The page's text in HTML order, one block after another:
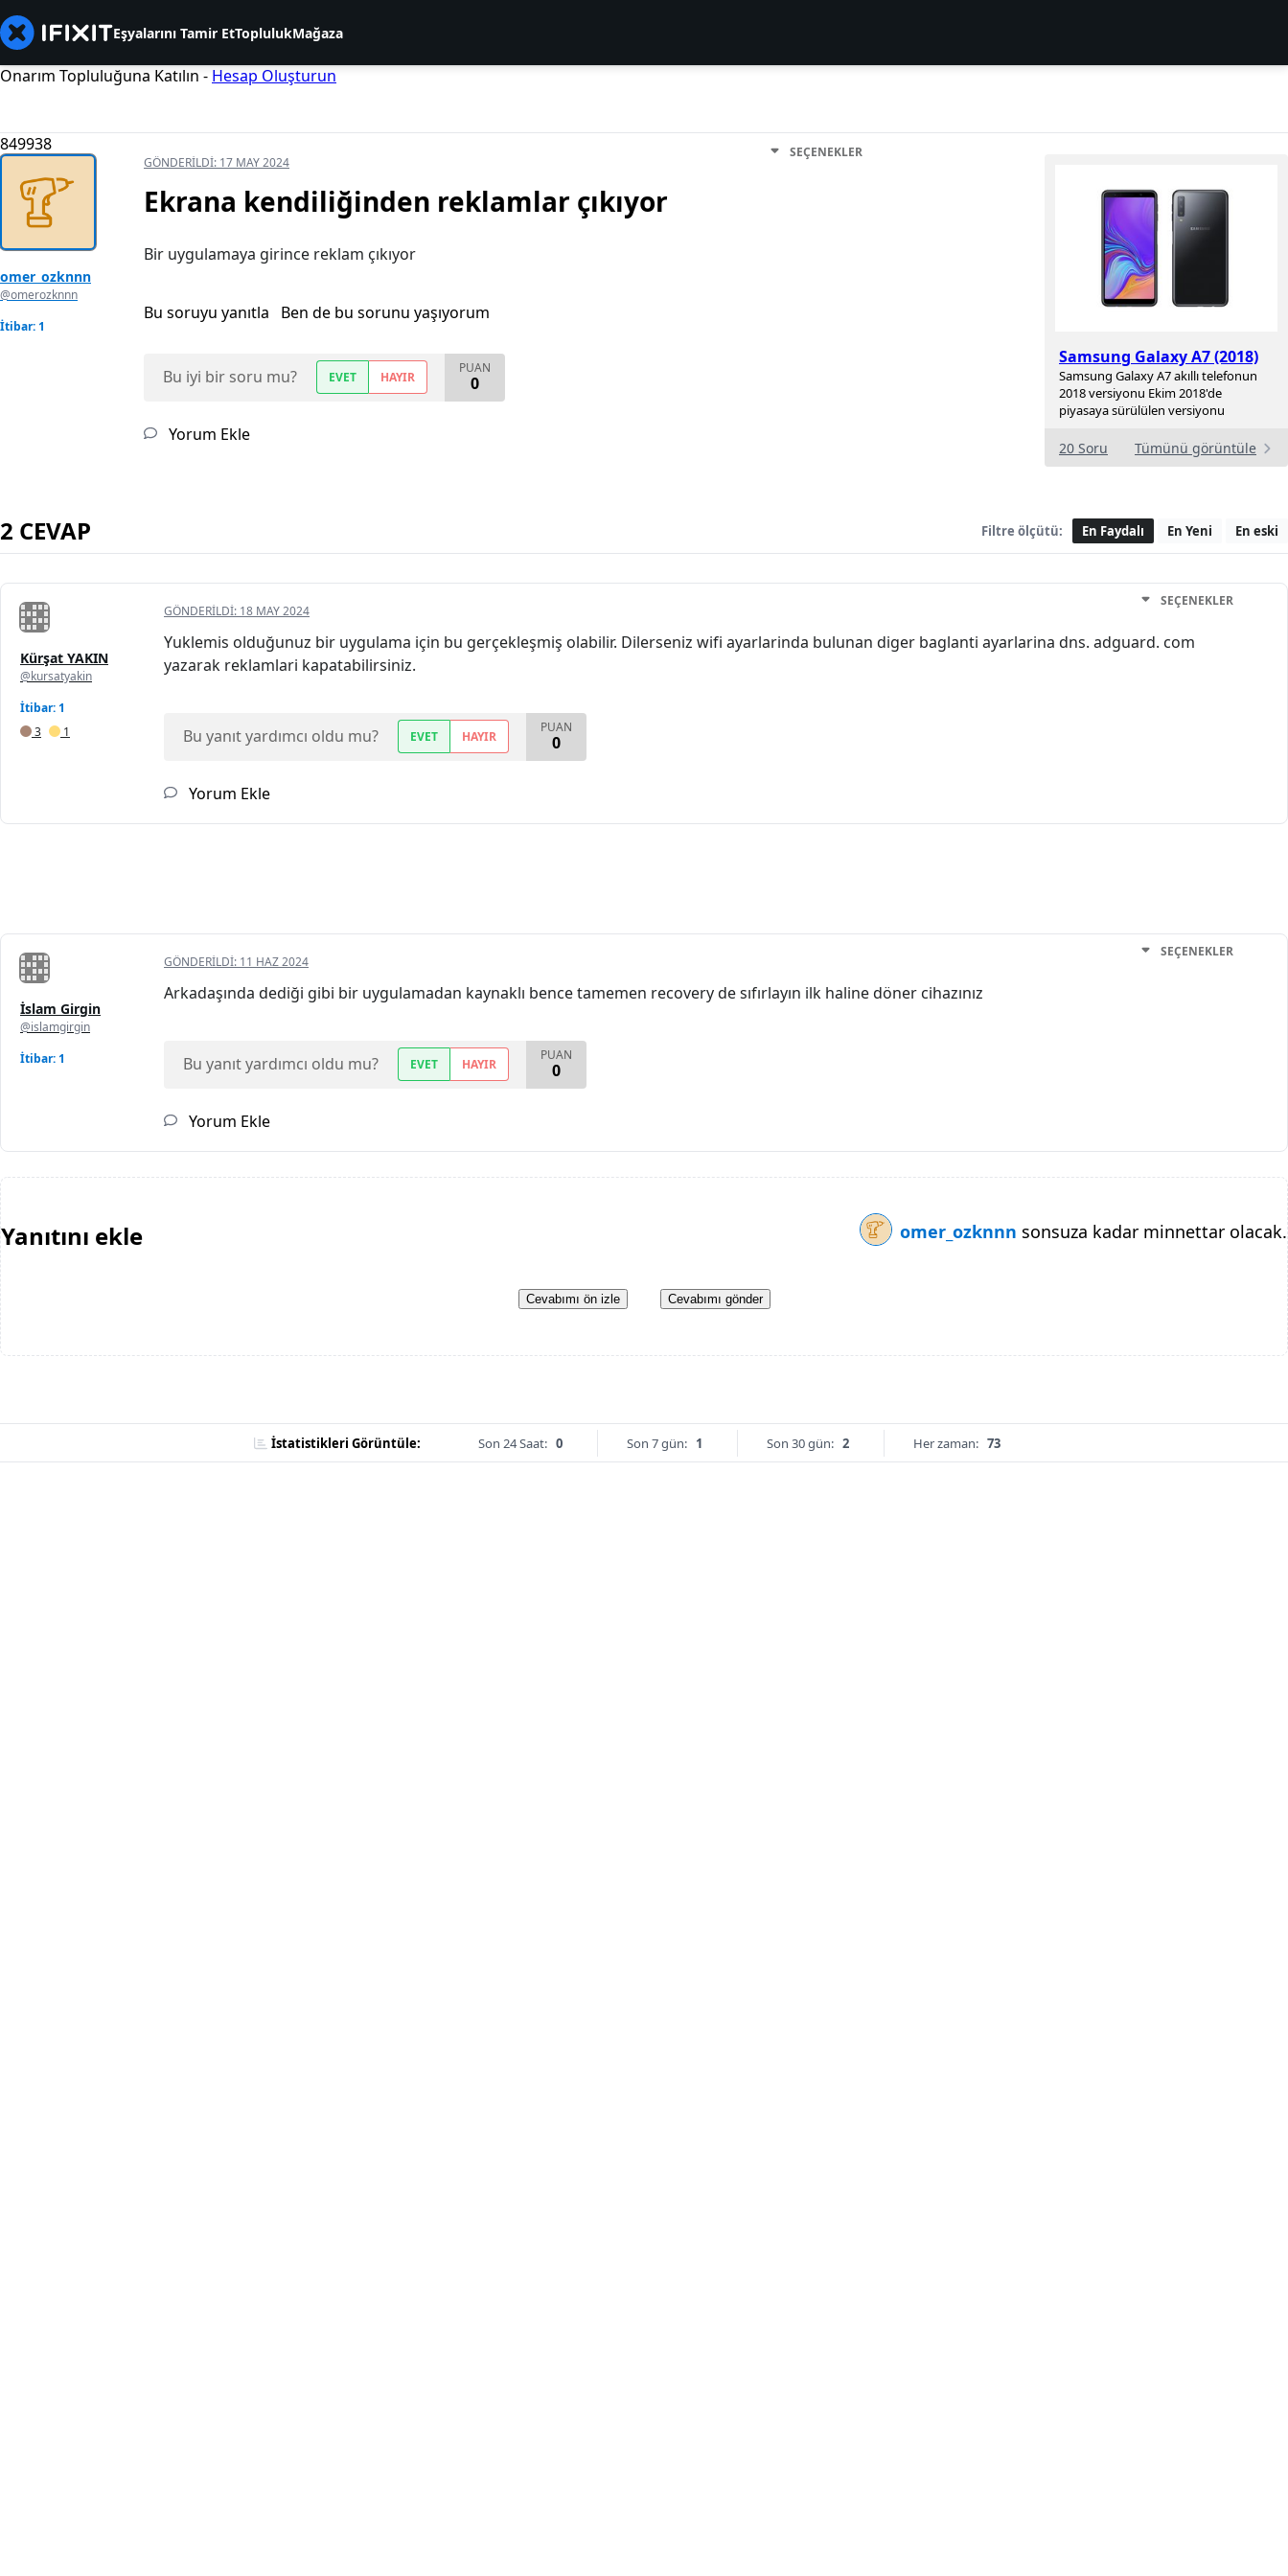
Eşyalarını Tamir EtToplulukMağaza
Onarım Topluluğuna Katılın - Hesap Oluşturun
849938
Samsung Galaxy A7 (2018)
Samsung Galaxy A7 akıllı telefonun
2018 versiyonu Ekim 2018'de
piyasaya sürülülen versiyonu
20 Soru Tümünü görüntüle
omer_ozknnn
@omerozknnn
İtibar: 1
GÖNDERILDI: 17 MAY 2024
SEÇENEKLER
Ekrana kendiliğinden reklamlar çıkıyor
Bir uygulamaya girince reklam çıkıyor
Bu soruyu yanıtla Ben de bu sorunu yaşıyorum
Bu iyi bir soru mu? EVET HAYIR
PUAN
0
Yorum Ekle
2 CEVAP Filtre ölçütü: En Faydalı En Yeni En eski
Kürşat YAKIN
@kursatyakin
İtibar: 1
3
1
GÖNDERILDI: 18 MAY 2024
SEÇENEKLER
Yuklemis olduğunuz bir uygulama için bu gerçekleşmiş olabilir. Dilerseniz wifi ayarlarinda bulunan diger baglanti ayarlarina dns. adguard. com
yazarak reklamlari kapatabilirsiniz.
Bu yanıt yardımcı oldu mu? EVET HAYIR
PUAN
0
Yorum Ekle
İslam Girgin
@islamgirgin
İtibar: 1
GÖNDERILDI: 11 HAZ 2024
SEÇENEKLER
Arkadaşında dediği gibi bir uygulamadan kaynaklı bence tamemen recovery de sıfırlayın ilk haline döner cihazınız
Bu yanıt yardımcı oldu mu? EVET HAYIR
PUAN
0
Yorum Ekle
Yanıtını ekle omer_ozknnn sonsuza kadar minnettar olacak.
Cevabımı ön izle Cevabımı gönder
İstatistikleri Görüntüle: Son 24 Saat: 0 Son 7 gün: 1 Son 30 gün: 2 Her zaman: 73